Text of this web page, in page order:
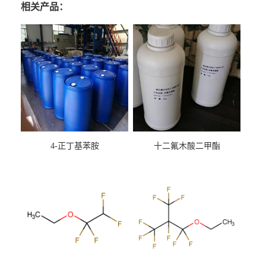
相关产品：
4-正丁基苯胺 十二氟木酸二甲酯